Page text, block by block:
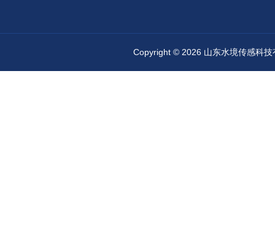
Copyright © 2026 山东水境传感科